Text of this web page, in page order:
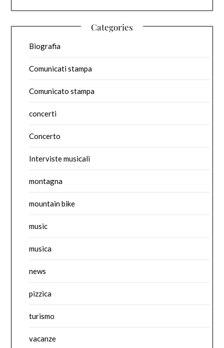
Categories
Biografia
Comunicati stampa
Comunicato stampa
concerti
Concerto
Interviste musicali
montagna
mountain bike
music
musica
news
pizzica
turismo
vacanze